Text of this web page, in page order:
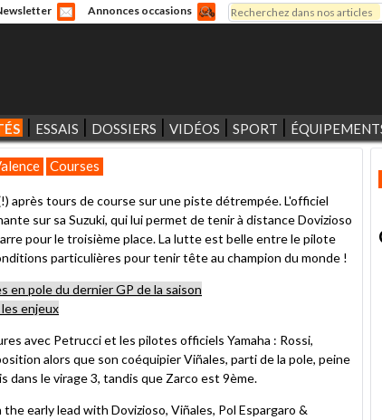
Annonces occasions
Formulaire de
Rechercher
ESSAIS DOSSIERS VIDÉOS SPORT
Courses
après tours de course sur une piste détrempée. L'officiel
sur sa Suzuki, qui lui permet de tenir à distance Dovizioso
pour le troisième place. La lutte est belle entre le pilote
particulières pour tenir tête au champion du monde !
en pole du dernier GP de la saison
enjeux
avec Petrucci et les pilotes officiels Yamaha : Rossi,
alors que son coéquipier Viñales, parti de la pole, peine
dans le virage 3, tandis que Zarco est 9ème.
the early lead with Dovizioso, Viñales, Pol Espargaro &